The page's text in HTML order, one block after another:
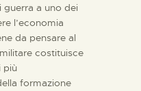
a uno dei
l’economia
da pensare al
costituisce
più
formazione